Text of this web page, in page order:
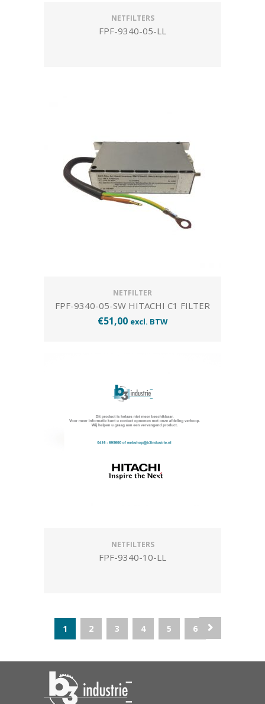
NETFILTERS
FPF-9340-05-LL
NETFILTER
FPF-9340-05-SW HITACHI C1 FILTER
€51,00 excl. BTW
NETFILTERS
FPF-9340-10-LL
1 2 3 4 5 6